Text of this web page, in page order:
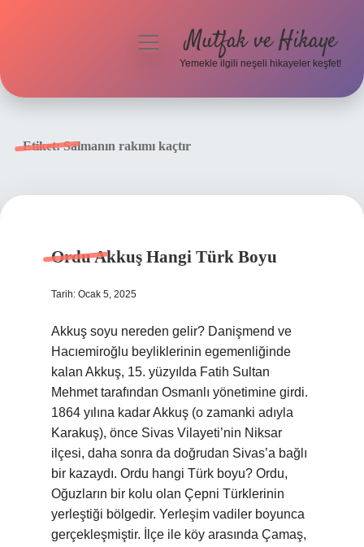
menüyüMutfak ve Hikaye
Yemekle ilgili neşeli hikayeler keşfet!
Etiket:Salmanın rakımı kaçtır
Ordu Akkuş Hangi Türk Boyu
Tarih: Ocak 5, 2025
Akkuş soyu nereden gelir? Danişmend ve
Hacıemiroğlu beyliklerinin egemenliğinde
kalan Akkuş, 15. yüzyılda Fatih Sultan
Mehmet tarafından Osmanlı yönetimine girdi.
1864 yılına kadar Akkuş (o zamanki adıyla
Karakuş), önce Sivas Vilayeti’nin Niksar
ilçesi, daha sonra da doğrudan Sivas’a bağlı
bir kazaydı. Ordu hangi Türk boyu? Ordu,
Oğuzların bir kolu olan Çepni Türklerinin
yerleştiği bölgedir. Yerleşim vadiler boyunca
gerçekleşmiştir. İlçe ile köy arasında Çamaş,